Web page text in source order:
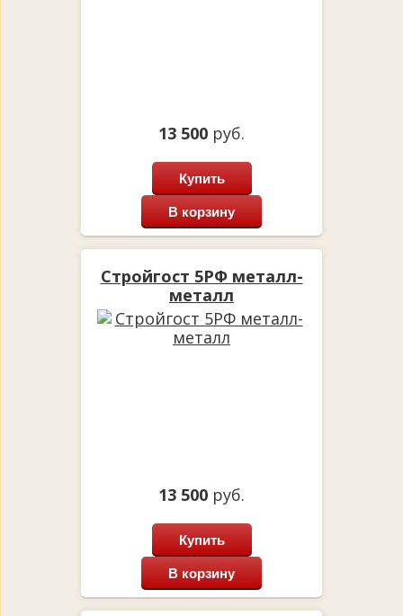
13 500 руб.
Купить
В корзину
Стройгост 5РФ металл-
металл
13 500 руб.
Купить
В корзину